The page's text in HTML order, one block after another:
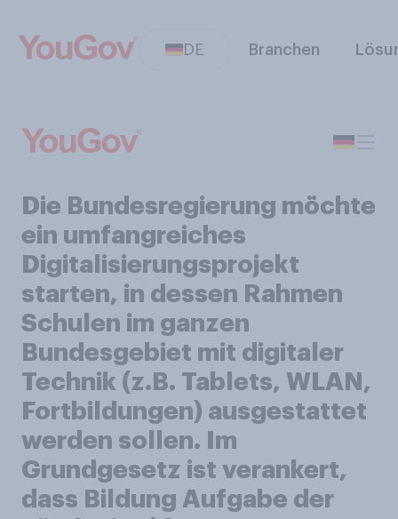
DE Branchen
Die Bundesregierung möchte
ein umfangreiches
Digitalisierungsprojekt
starten, in dessen Rahmen
Schulen im ganzen
Bundesgebiet mit digitaler
Technik (z.B. Tablets, WLAN,
Fortbildungen) ausgestattet
werden sollen. Im
Grundgesetz ist verankert,
dass Bildung Aufgabe der